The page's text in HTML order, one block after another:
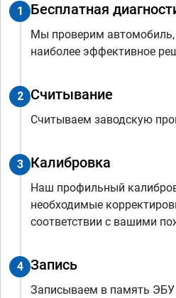
1 Бесплатная
Мы проверим
наиболее эффективное
2 Считывание
Считываем заводскую
3 Калибровка
Наш профильный
необходимые
соответствии с вашими
4 Запись
Записываем в память